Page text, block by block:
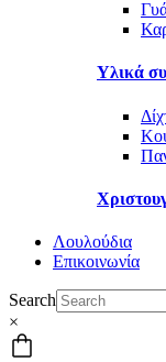
Υλικά
Λουλούδια
Επικοινωνία
Search
×